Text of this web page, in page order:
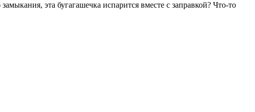
эта бугагашечка испарится вместе с заправкой? Что-то